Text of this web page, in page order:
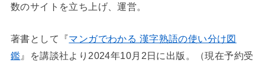
数のサイトを立ち上げ、運営。
著書として『マンガでわかる 漢字熟語の使い分け図
鑑 』を講談社より2024年10月2日に出版。（現在予約受